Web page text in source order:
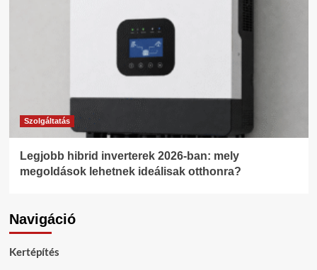
Szolgáltatás
Legjobb hibrid inverterek 2026-ban: mely
megoldások lehetnek ideálisak otthonra?
Navigáció
Kertépítés